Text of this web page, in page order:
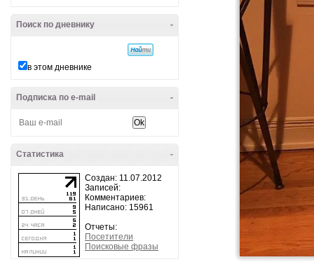
-
Поиск по дневнику
в этом дневнике
-
Подписка по e-mail
-
Статистика
Создан: 11.07.2012
Записей:
Комментариев:
Написано: 15961
Отчеты:
Посетители
Поисковые фразы